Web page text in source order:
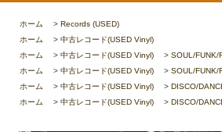
ホーム > Records (USED)
ホーム
> 中古レコード(USED Vinyl)
ホーム
> 中古レコード(USED Vinyl) > SOUL/FUNK/
ホーム
> 中古レコード(USED Vinyl) > SOUL/FUNK/
ホーム
> 中古レコード(USED Vinyl) > DISCO/
ホーム
> 中古レコード(USED Vinyl) > DISCO/